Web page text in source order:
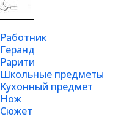
Работник
Геранд
Рарити
Школьные предметы
Кухонный предмет
Нож
Сюжет